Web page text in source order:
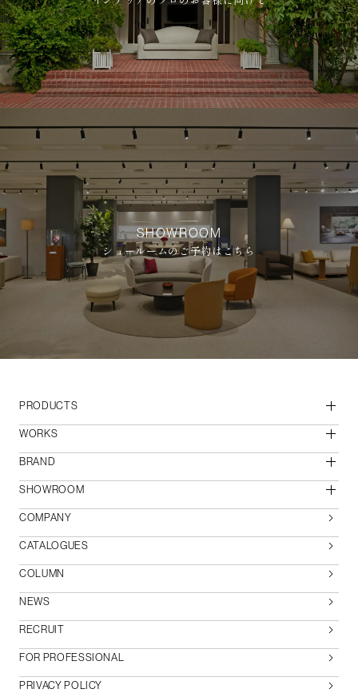
SHOWROOM
ショールームのご予約はこちら
PRODUCTS
WORKS
BRAND
SHOWROOM
COMPANY
CATALOGUES
COLUMN
NEWS
RECRUIT
FOR PROFESSIONAL
PRIVACY POLICY